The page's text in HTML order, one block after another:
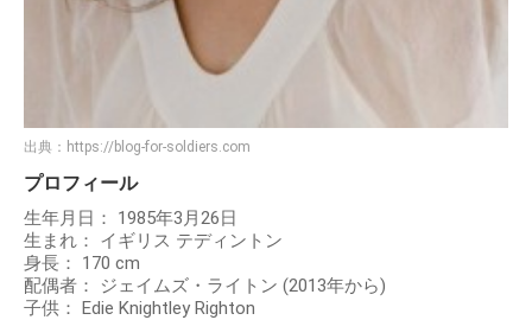
出典： https://blog-for-soldiers.com
プロフィール
生年月日： 1985年3月26日
生まれ： イギリス テディントン
身長： 170 cm
配偶者： ジェイムズ・ライトン (2013年から)
子供： Edie Knightley Righton